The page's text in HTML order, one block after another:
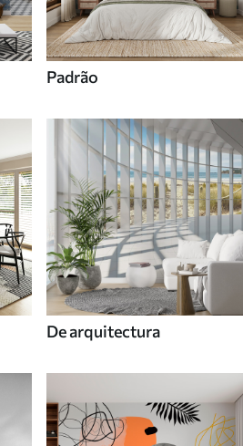
Padrão
De arquitectura